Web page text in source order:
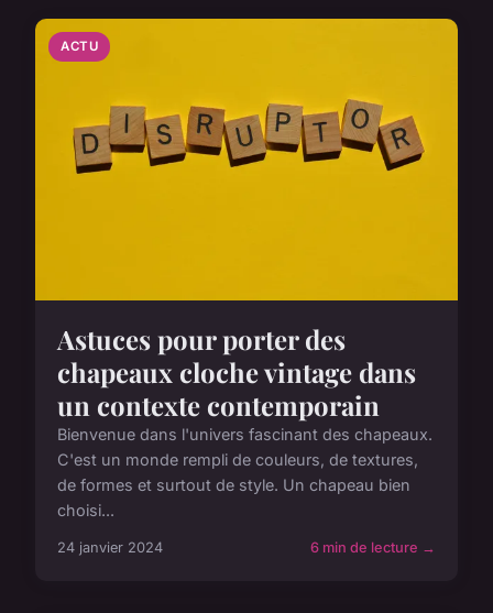
ACTU
Astuces pour porter des
chapeaux cloche vintage dans
un contexte contemporain
Bienvenue dans l'univers fascinant des chapeaux.
C'est un monde rempli de couleurs, de textures,
de formes et surtout de style. Un chapeau bien
choisi...
24 janvier 2024 6 min de lecture →